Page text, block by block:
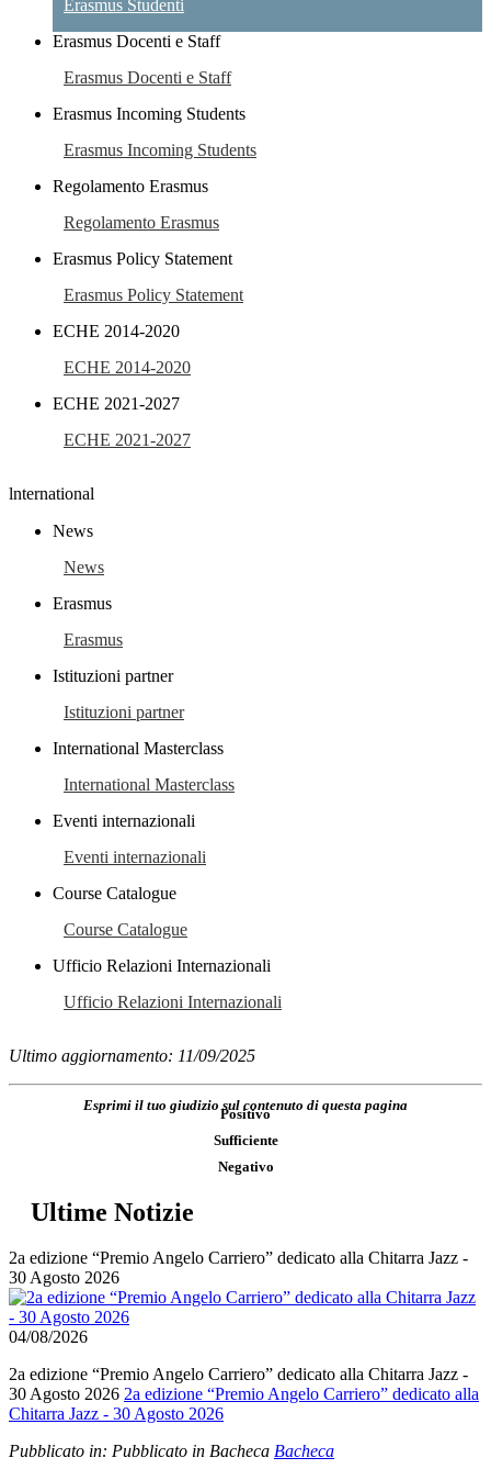
Erasmus Studenti
Erasmus Docenti e Staff
Erasmus Docenti e Staff
Erasmus Incoming Students
Erasmus Incoming Students
Regolamento Erasmus
Regolamento Erasmus
Erasmus Policy Statement
Erasmus Policy Statement
ECHE 2014-2020
ECHE 2014-2020
ECHE 2021-2027
ECHE 2021-2027
lnternational
News
News
Erasmus
Erasmus
Istituzioni partner
Istituzioni partner
International Masterclass
International Masterclass
Eventi internazionali
Eventi internazionali
Course Catalogue
Course Catalogue
Ufficio Relazioni Internazionali
Ufficio Relazioni Internazionali
Ultimo aggiornamento: 11/09/2025
Esprimi il tuo giudizio sul contenuto di questa pagina
Positivo
Sufficiente
Negativo
Ultime Notizie
2a edizione “Premio Angelo Carriero” dedicato alla Chitarra Jazz -
30 Agosto 2026
04/08/2026
2a edizione “Premio Angelo Carriero” dedicato alla Chitarra Jazz -
30 Agosto 2026 2a edizione “Premio Angelo Carriero” dedicato alla
Chitarra Jazz - 30 Agosto 2026
Pubblicato in: Pubblicato in Bacheca Bacheca